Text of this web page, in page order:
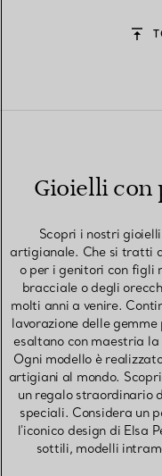
Gioielli con
Scopri i nostri
artigianale. Che si tratti
o per i genitori con figli
bracciale o degli
molti anni a venire.
lavorazione delle
esaltano con maestria
Ogni modello è
artigiani al mondo.
un regalo straordinario
speciali. Considera un
l'iconico design di Elsa
sottili, modelli